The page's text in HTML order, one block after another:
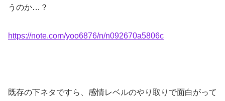
うのか…？
https://note.com/yoo6876/n/n092670a5806c
既存の下ネタですら、感情レベルのやり取りで面白がって